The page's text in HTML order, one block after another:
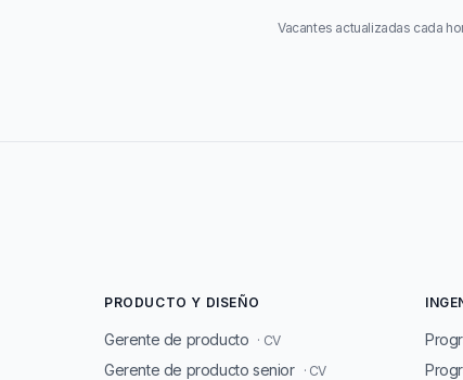
Vacantes actualizadas cada
PRODUCTO Y DISEÑO
Gerente de producto · CV
Gerente de producto senior · CV